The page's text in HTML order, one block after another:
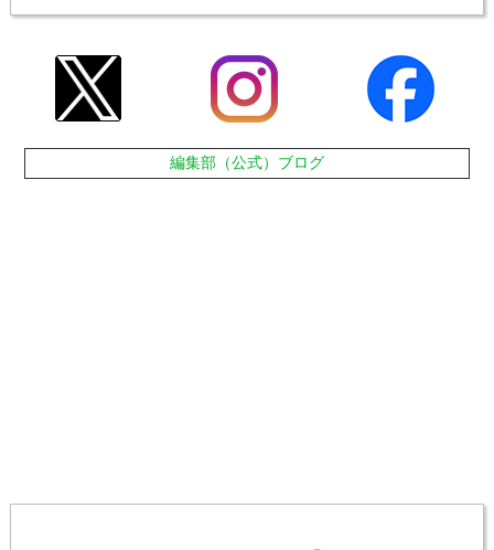
編集部（公式）ブログ